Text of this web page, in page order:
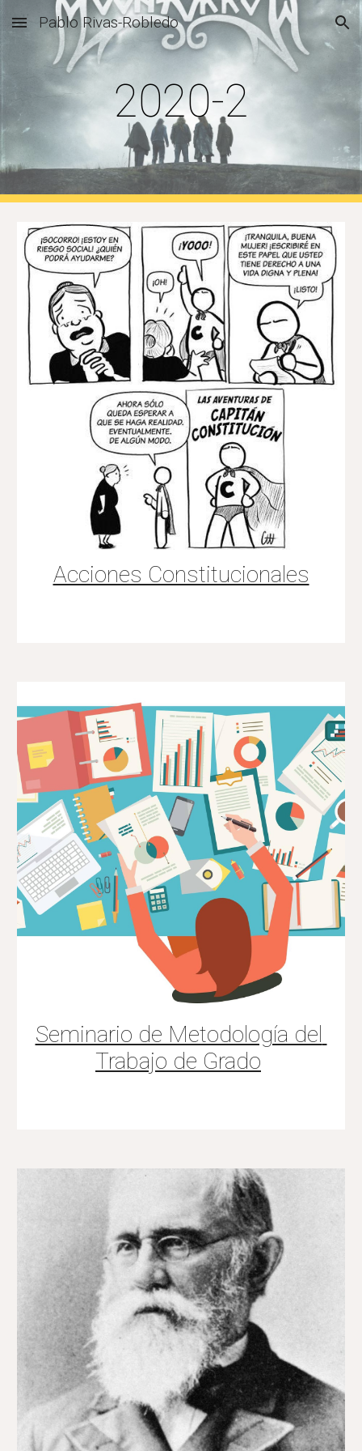
Skip to main content Skip to navigation
Pablo Rivas-Robledo
2020-2
Acciones Constitucionales
Seminario de Metodología del
Trabajo de Grado